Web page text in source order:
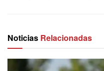
Noticias Relacionadas